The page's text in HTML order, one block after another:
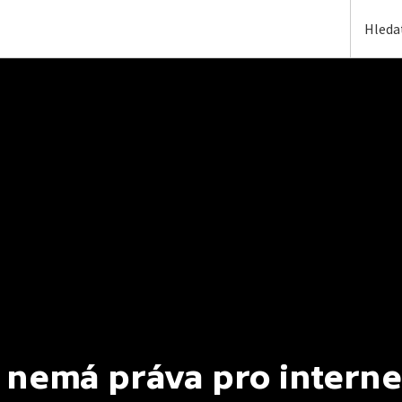
nemá práva pro